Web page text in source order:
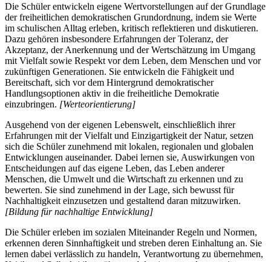
Die Schüler entwickeln eigene Wertvorstellungen auf der Grundlage
der freiheitlichen demokratischen Grundordnung, indem sie Werte
im schulischen Alltag erleben, kritisch reflektieren und diskutieren.
Dazu gehören insbesondere Erfahrungen der Toleranz, der
Akzeptanz, der Anerkennung und der Wertschätzung im Umgang
mit Vielfalt sowie Respekt vor dem Leben, dem Menschen und vor
zukünftigen Generationen. Sie entwickeln die Fähigkeit und
Bereitschaft, sich vor dem Hintergrund demokratischer
Handlungsoptionen aktiv in die freiheitliche Demokratie
einzubringen. [Werteorientierung]
Ausgehend von der eigenen Lebenswelt, einschließlich ihrer
Erfahrungen mit der Vielfalt und Einzigartigkeit der Natur, setzen
sich die Schüler zunehmend mit lokalen, regionalen und globalen
Entwicklungen auseinander. Dabei lernen sie, Auswirkungen von
Entscheidungen auf das eigene Leben, das Leben anderer
Menschen, die Umwelt und die Wirtschaft zu erkennen und zu
bewerten. Sie sind zunehmend in der Lage, sich bewusst für
Nachhaltigkeit einzusetzen und gestaltend daran mitzuwirken.
[Bildung für nachhaltige Entwicklung]
Die Schüler erleben im sozialen Miteinander Regeln und Normen,
erkennen deren Sinnhaftigkeit und streben deren Einhaltung an. Sie
lernen dabei verlässlich zu handeln, Verantwortung zu übernehmen,